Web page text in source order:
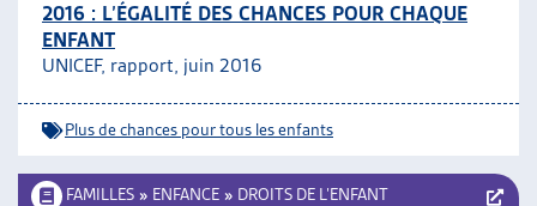
2016 : L’ÉGALITÉ DES CHANCES POUR CHAQUE
ENFANT
UNICEF, rapport, juin 2016
Plus de chances pour tous les enfants
FAMILLES » ENFANCE » DROITS DE L’ENFANT